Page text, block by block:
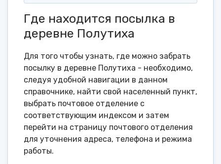
Где находится посылка в
деревне Полутиха
Для того чтобы узнать, где можно забрать
посылку в деревне Полутиха - необходимо,
следуя удобной навигации в данном
справочнике, найти свой населенный пункт,
выбрать почтовое отделение с
соответствующим индексом и затем
перейти на страницу почтового отделения
для уточнения адреса, телефона и режима
работы.